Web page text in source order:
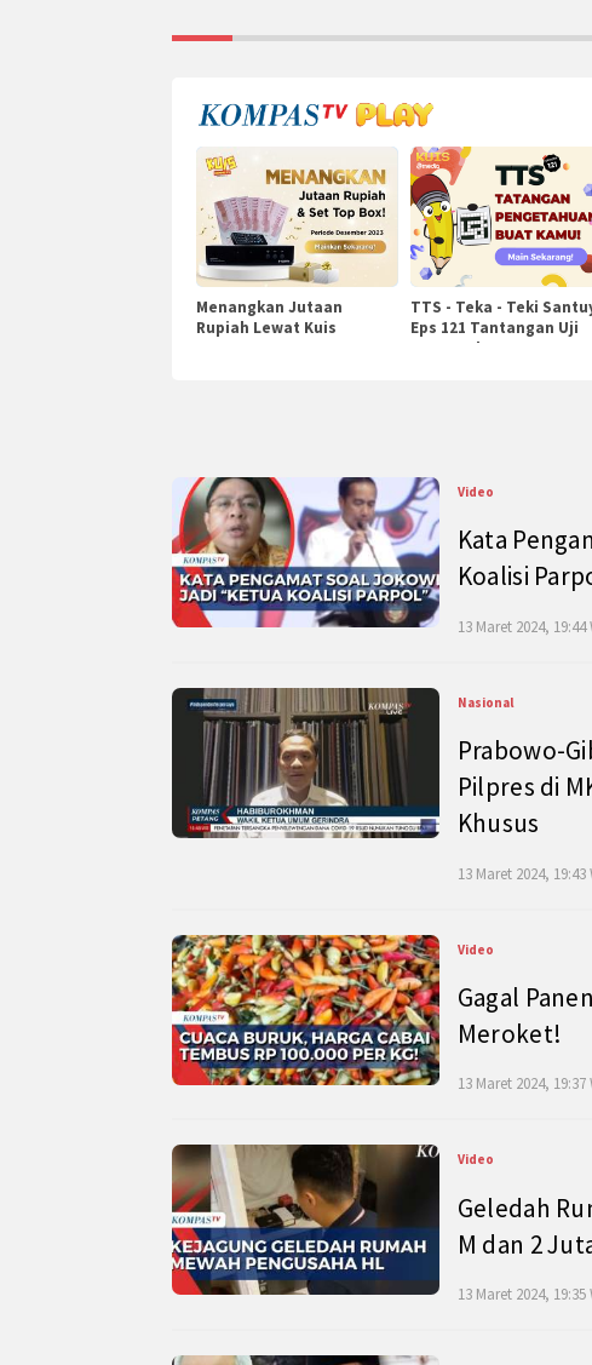
Menangkan Jutaan
Rupiah Lewat Kuis
TTS - Teka - Teki
Eps 121 Tantangan Uji
Pengetahuan
Video
Kata
Koalisi
13 Maret 2024, 19:44
Nasional
Prabowo-
Pilpres di
Khusus
13 Maret 2024, 19:43
Video
Gagal
Meroket!
13 Maret 2024, 19:37
Video
Geledah
M dan 2
13 Maret 2024, 19:35